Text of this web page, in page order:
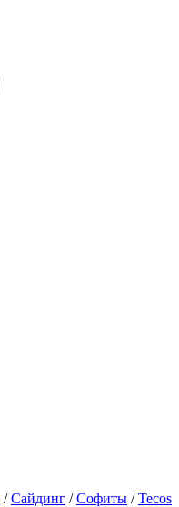
/ Сайдинг / Софиты / Tecos